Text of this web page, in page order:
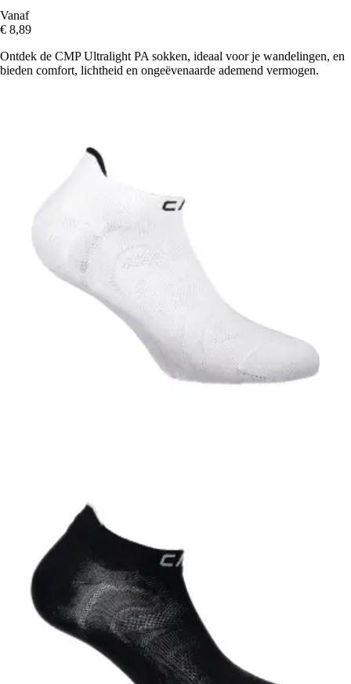
Vanaf
€ 8,89
Ontdek de CMP Ultralight PA sokken, ideaal voor je wandelingen, en
bieden comfort, lichtheid en ongeëvenaarde ademend vermogen.